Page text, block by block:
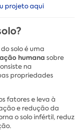
projeto aqui
solo é uma
humana sobre
na
propriedades
fatores e leva à
e redução da
o solo infértil, reduz